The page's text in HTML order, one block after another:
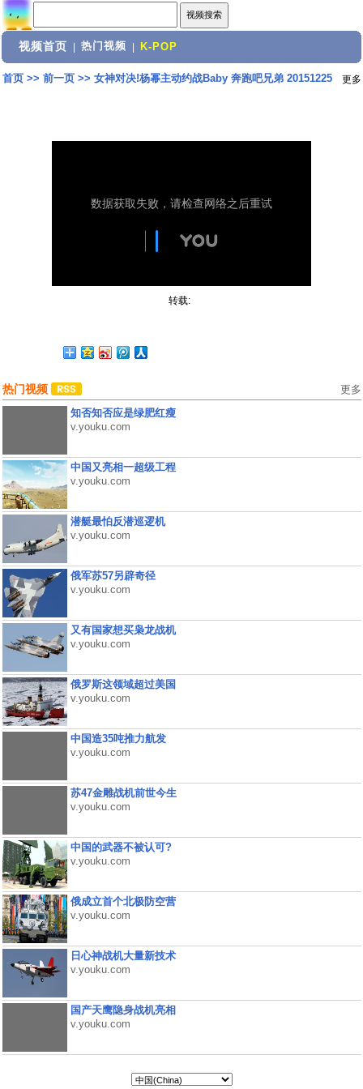
视频首页 热门视频 K-POP
首页>> 前一页>> 女神对决!杨幂主动约战Baby 奔跑吧兄弟 20151225 更多
转载:
热门视频 更多
知否知否应是绿肥红瘦
v.youku.com
中国又亮相一超级工程
v.youku.com
潜艇最怕反潜巡逻机
v.youku.com
俄军苏57另辟奇径
v.youku.com
又有国家想买枭龙战机
v.youku.com
俄罗斯这领域超过美国
v.youku.com
中国造35吨推力航发
v.youku.com
苏47金雕战机前世今生
v.youku.com
中国的武器不被认可?
v.youku.com
俄成立首个北极防空营
v.youku.com
日心神战机大量新技术
v.youku.com
国产天鹰隐身战机亮相
v.youku.com